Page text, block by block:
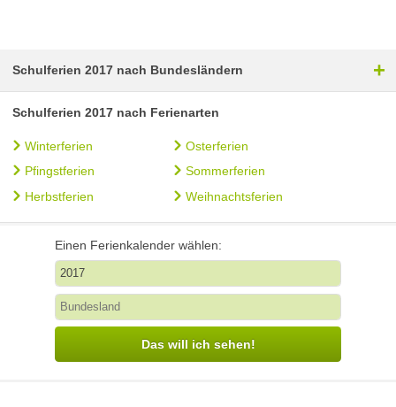
Schulferien 2017 nach Bundesländern +
Schulferien 2017 nach Ferienarten
Winterferien
Osterferien
Pfingstferien
Sommerferien
Herbstferien
Weihnachtsferien
Einen Ferienkalender wählen:
Das will ich sehen!